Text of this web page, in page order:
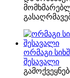
ორმაგი
შესავალი